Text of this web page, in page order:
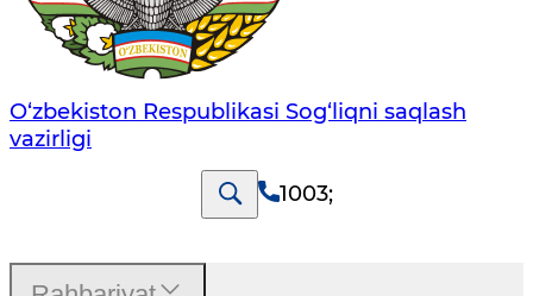
O‘zbеkistоn Rеspublikаsi Sоg‘liqni saqlash
vаzirligi
1003;